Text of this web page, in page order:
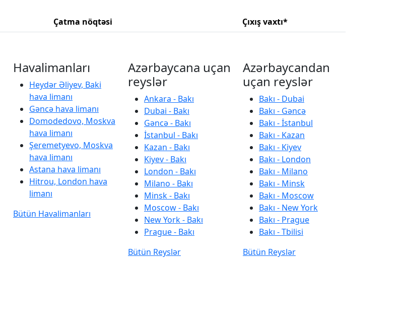
Çatma nöqtəsi Çıxış vaxtı*
Havalimanları
Heydər Əliyev, Baki
hava limanı
Gəncə hava limanı
Domodedovo, Moskva
hava limanı
Şeremetyevo, Moskva
hava limanı
Astana hava limanı
Hitrou, London hava
limanı
Bütün Havalimanları
Azərbaycana uçan
reyslər
Ankara - Bakı
Dubai - Bakı
Gəncə - Bakı
İstanbul - Bakı
Kazan - Bakı
Kiyev - Bakı
London - Bakı
Milano - Bakı
Minsk - Bakı
Moscow - Bakı
New York - Bakı
Prague - Bakı
Bütün Reyslər
Azərbaycandan
uçan reyslər
Bakı - Dubai
Bakı - Gəncə
Bakı - İstanbul
Bakı - Kazan
Bakı - Kiyev
Bakı - London
Bakı - Milano
Bakı - Minsk
Bakı - Moscow
Bakı - New York
Bakı - Prague
Bakı - Tbilisi
Bütün Reyslər